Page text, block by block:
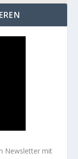
Newsletter mit